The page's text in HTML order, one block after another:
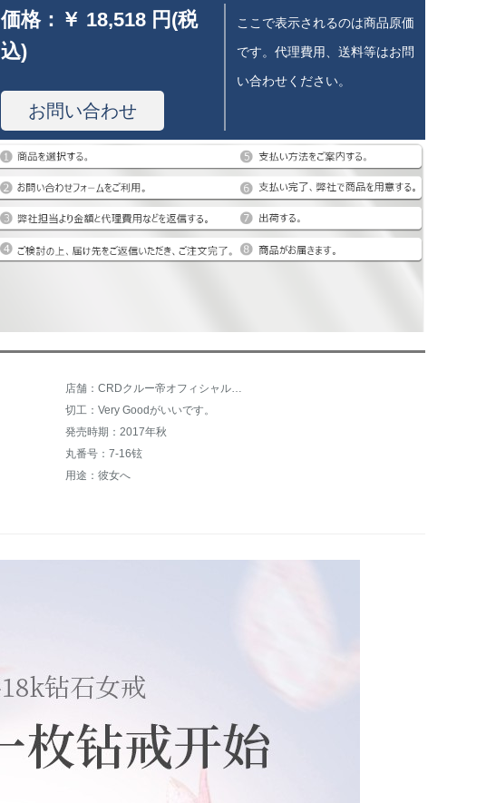
価格： ￥ 18,518 円(税
込)
お問い合わせ
ここで表示されるのは商品原価
です。代理費用、送料等はお問
い合わせください。
店舗：CRDクルー帝オフィシャル旗艦店
切工：Very Goodがいいです。
発売時期：2017年秋
丸番号：7-16铉
用途：彼女へ